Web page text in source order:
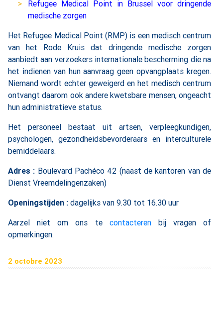
Refugee Medical Point in Brussel voor dringende
medische zorgen
Het Refugee Medical Point (RMP) is een medisch centrum
van het Rode Kruis dat dringende medische zorgen
aanbiedt aan verzoekers internationale bescherming die na
het indienen van hun aanvraag geen opvangplaats kregen.
Niemand wordt echter geweigerd en het medisch centrum
ontvangt daarom ook andere kwetsbare mensen, ongeacht
hun administratieve status.
Het personeel bestaat uit artsen, verpleegkundigen,
psychologen, gezondheidsbevorderaars en interculturele
bemiddelaars.
Adres : Boulevard Pachéco 42 (naast de kantoren van de
Dienst Vreemdelingenzaken)
Openingstijden : dagelijks van 9.30 tot 16.30 uur
Aarzel niet om ons te contacterenbij vragen of
opmerkingen.
2 octobre 2023